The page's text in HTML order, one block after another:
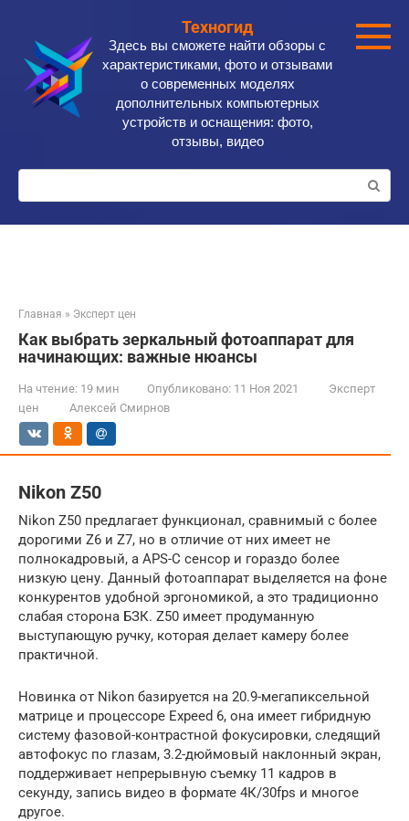
контенту
Техногид
Здесь вы сможете найти обзоры с
характеристиками, фото и отзывами
о современных моделях
дополнительных компьютерных
устройств и оснащения: фото,
отзывы, видео
Поиск:
Главная » Эксперт цен
Как выбрать зеркальный фотоаппарат для
начинающих: важные нюансы
На чтение: 19 мин Опубликовано: 11 Ноя 2021
Эксперт
цен
Алексей Смирнов
Nikon Z50
Nikon Z50 предлагает функционал, сравнимый с более
дорогими Z6 и Z7, но в отличие от них имеет не
полнокадровый, а APS-C сенсор и гораздо более
низкую цену. Данный фотоаппарат выделяется на фоне
конкурентов удобной эргономикой, а это традиционно
слабая сторона БЗК. Z50 имеет продуманную
выступающую ручку, которая делает камеру более
практичной.
Новинка от Nikon базируется на 20.9-мегапиксельной
матрице и процессоре Expeed 6, она имеет гибридную
систему фазовой-контрастной фокусировки, следящий
автофокус по глазам, 3.2-дюймовый наклонный экран,
поддерживает непрерывную съемку 11 кадров в
секунду, запись видео в формате 4К/30fps и многое
другое.